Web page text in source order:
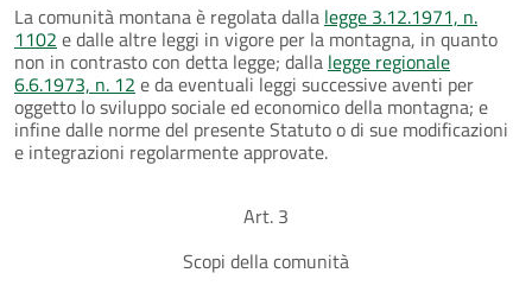
La comunità montana è regolata dalla legge 3.12.1971, n.
1102 e dalle altre leggi in vigore per la montagna, in quanto
non in contrasto con detta legge; dalla legge regionale
6.6.1973, n. 12 e da eventuali leggi successive aventi per
oggetto lo sviluppo sociale ed economico della montagna; e
infine dalle norme del presente Statuto o di sue modificazioni
e integrazioni regolarmente approvate.
Art. 3
Scopi della comunità